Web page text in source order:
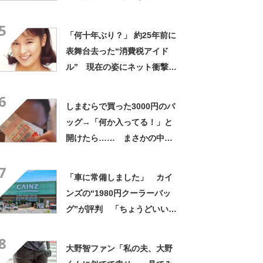
「何十年ぶり？」 約25年前に
表舞台去った“消費税アイド
ル” 現在の姿にネット衝撃
しまむらで買った3000円のバ
ッグ→「何か入ってる！」と
開けたら…… まさかの中身
「車に常備しました」 カイ
ンズの“1980円クーラーバッ
グ”が評判 「ちょうどいい大
大野智ファン「私の夫、大野